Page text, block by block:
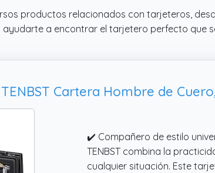
productos relacionados con tarjeteros,
ayudarte a encontrar el tarjetero perfecto que
TENBST Cartera Hombre de
✔️ Compañero de estilo
TENBST combina la
cualquier situación. Este